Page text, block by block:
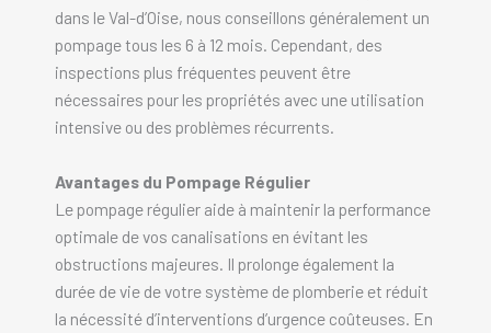
dans le Val-d’Oise, nous conseillons généralement un
pompage tous les 6 à 12 mois. Cependant, des
inspections plus fréquentes peuvent être
nécessaires pour les propriétés avec une utilisation
intensive ou des problèmes récurrents.
Avantages du Pompage Régulier
Le pompage régulier aide à maintenir la performance
optimale de vos canalisations en évitant les
obstructions majeures. Il prolonge également la
durée de vie de votre système de plomberie et réduit
la nécessité d’interventions d’urgence coûteuses. En